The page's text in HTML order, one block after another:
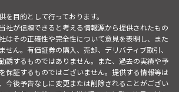
目的として行っております。
社が信頼できると考える情報源から提供されたもの
はその正確性や完全性について意見を表明し、また
せん。有価証券の購入、売却、デリバティブ取引、
誘するものではありません。また、過去の実績や予
保証するものではございません。提供する情報等は
今後予告なしに変更または削除されることがござい